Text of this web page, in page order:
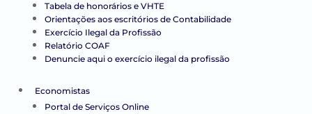
Tabela de honorários e VHTE
Orientações aos escritórios de Contabilidade
Exercício Ilegal da Profissão
Relatório COAF
Denuncie aqui o exercício ilegal da profissão
Economistas
Portal de Serviços Online